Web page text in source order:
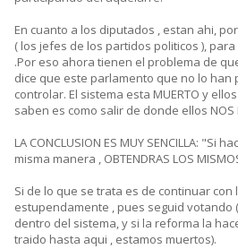
En cuanto a los diputados , estan ahi,
( los jefes de los partidos politicos ),
.Por eso ahora tienen el problema de
dice que este parlamento que no lo han
controlar. El sistema esta MUERTO y
saben es como salir de donde ellos NOS
LA CONCLUSION ES MUY SENCILLA: "Si
misma manera , OBTENDRAS LOS
Si de lo que se trata es de continuar
estupendamente , pues seguid votando
dentro del sistema, y si la reforma la
traido hasta aqui , estamos muertos).